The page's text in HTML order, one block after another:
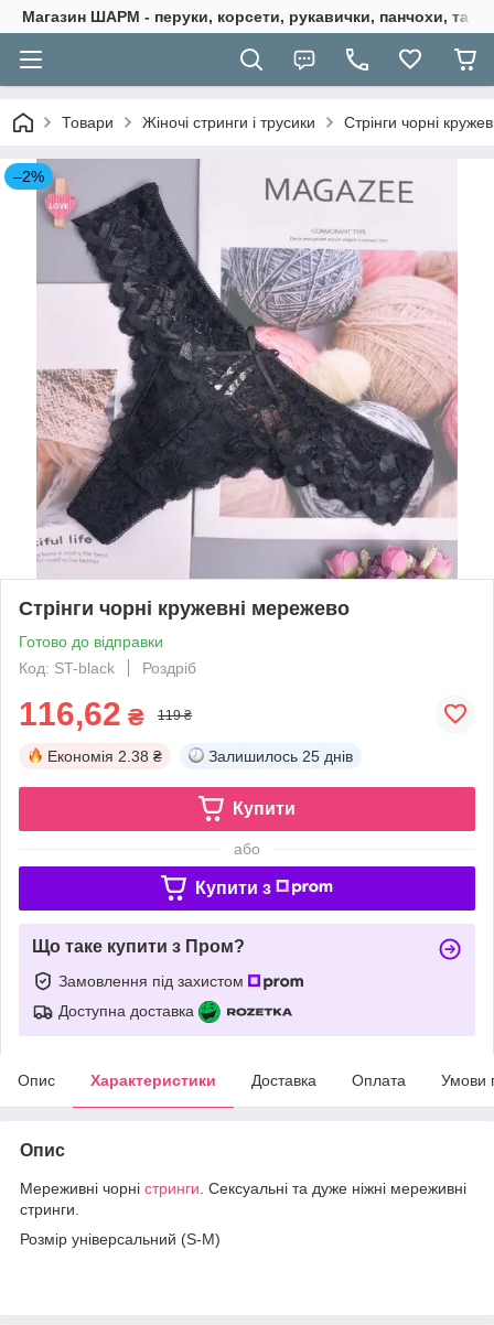
Магазин ШАРМ - перуки, корсети, рукавички, панчохи, та
Товари Жіночі стринги і трусики Стрінги чорні
–2%
Стрінги чорні кружевні мережево
Готово до відправки
Код: ST-black
Роздріб
116,62 ₴ 119 ₴
Економія 2.38 ₴ Залишилось 25 днів
Купити
або
Купити з
Що таке купити з Пром?
Замовлення під захистом
Доступна доставка
Опис Характеристики Доставка Оплата Умови
Опис
Мереживні чорні стринги . Сексуальні та дуже ніжні мереживні
стринги.
Розмір універсальний (S-M)